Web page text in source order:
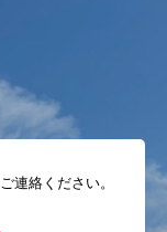
連絡ください。